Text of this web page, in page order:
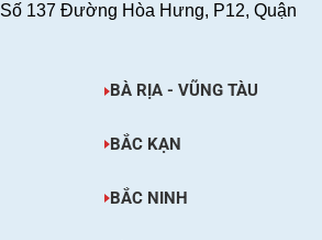
Số 137 Đường Hòa Hưng, P12, Quận
BÀ RỊA - VŨNG TÀU
BẮC KẠN
BẮC NINH